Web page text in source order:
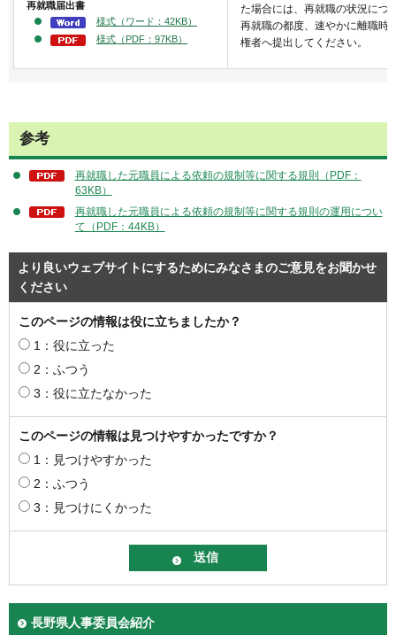
再就職届出書
様式（ワード：42KB）
様式（PDF：97KB）
た場合には、再就職の状況につ
再就職の都度、速やかに離職時
権者へ提出してください。
参考
再就職した元職員による依頼の規制等に関する規則（PDF：
63KB）
再就職した元職員による依頼の規制等に関する規則の運用につい
て（PDF：44KB）
より良いウェブサイトにするためにみなさまのご意見をお聞かせ
ください
このページの情報は役に立ちましたか？
1：役に立った
2：ふつう
3：役に立たなかった
このページの情報は見つけやすかったですか？
1：見つけやすかった
2：ふつう
3：見つけにくかった
長野県人事委員会紹介